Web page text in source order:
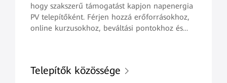
hogy szakszerű támogatást kapjon napenergia
PV telepítőként. Férjen hozzá erőforrásokhoz,
online kurzusokhoz, beváltási pontokhoz és
Telepítők közössége